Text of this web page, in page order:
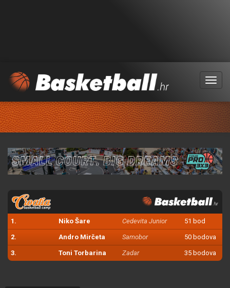
Menu
1. Niko Šare Cedevita Junior 51 bod
2. Andro Mirčeta Samobor 50 bodova
3. Toni Torbarina Zadar 35 bodova